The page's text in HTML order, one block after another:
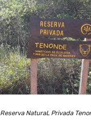
Reserva NaturaL Privada